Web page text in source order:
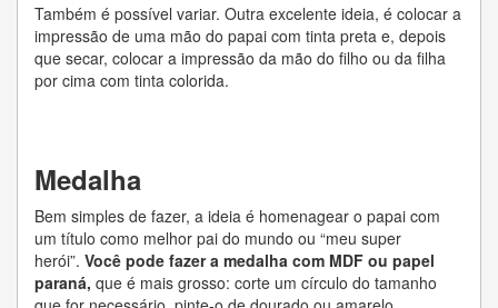
Também é possível variar. Outra excelente ideia, é colocar a
impressão de uma mão do papai com tinta preta e, depois
que secar, colocar a impressão da mão do filho ou da filha
por cima com tinta colorida.
Medalha
Bem simples de fazer, a ideia é homenagear o papai com
um título como melhor pai do mundo ou “meu super
herói”. Você pode fazer a medalha com MDF ou papel
paraná, que é mais grosso: corte um círculo do tamanho